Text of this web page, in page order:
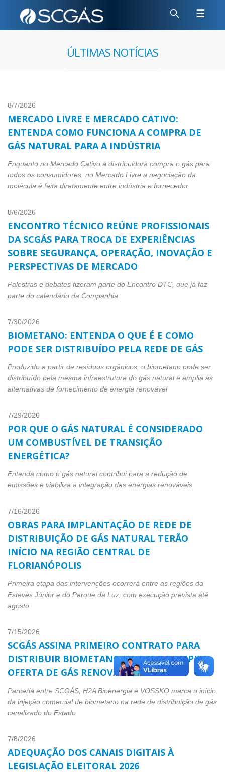
☰
Últimas notícias
8/7/2026
Mercado Livre e Mercado Cativo:
entenda como funciona a compra de
gás natural para a indústria
Enquanto no Mercado Cativo a distribuidora compra o gás para
todos os consumidores, no Mercado Livre a negociação da
molécula é feita diretamente entre indústria e fornecedor
8/6/2026
Encontro técnico reúne profissionais
da SCGÁS para troca de experiências
sobre segurança, operação, inovação e
perspectivas de mercado
Palestras e debates fizeram parte do Encontro DTC, que já faz
parte do calendário da Companhia
7/30/2026
Biometano: entenda o que é e como
pode ser distribuído pela rede de gás
Produzido a partir de resíduos orgânicos, o biometano pode ser
distribuído pela mesma infraestrutura do gás natural e amplia as
alternativas de fornecimento de energia renovável
7/29/2026
Por que o gás natural é considerado
um combustível de transição
energética?
Entenda como o gás natural contribui para a redução de
emissões e viabiliza a integração das energias renováveis
7/16/2026
Obras para implantação de rede de
distribuição de gás natural terão
início na região central de
Florianópolis
Primeira etapa das intervenções ocorrerá entre as regiões da
Esteves Júnior e do Parque da Luz, com execução prevista até
agosto
7/15/2026
SCGÁS assina primeiro contrato para
distribuir biometano na rede e amplia
oferta de gás renovável
Parceria entre SCGÁS, H2A Bioenergia e VOSSKO marca o início
da injeção comercial de biometano na rede de distribuição de gás
canalizado do Estado
7/8/2026
Adequação dos canais digitais à
Legislação Eleitoral 2026